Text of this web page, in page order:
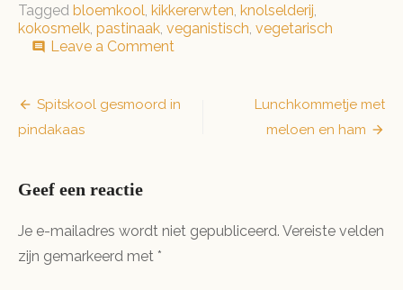
Tagged bloemkool, kikkererwten, knolselderij,
kokosmelk, pastinaak, veganistisch, vegetarisch
comment Leave a Comment
soep
Bericht
navigatie
Spitskool gesmoord in
pindakaas
Lunchkommetje met
meloen en ham
Geef een reactie
Je e-mailadres wordt niet gepubliceerd. Vereiste velden
zijn gemarkeerd met *